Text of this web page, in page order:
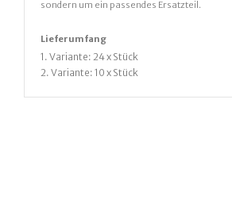
sondern um ein passendes Ersatzteil.
Lieferumfang
1. Variante: 24 x Stück
2. Variante: 10 x Stück